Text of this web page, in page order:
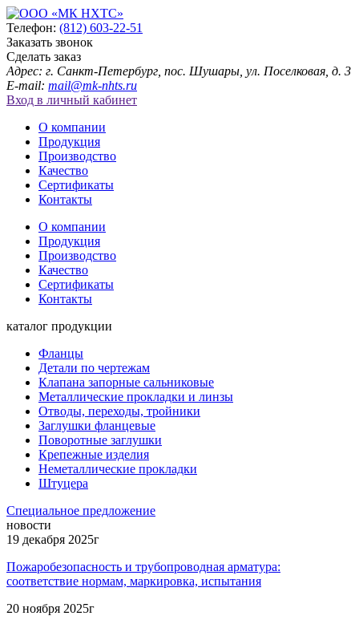
Телефон: (812) 603-22-51
Заказать звонок
Сделать заказ
Адрес: г. Санкт-Петербург, пос. Шушары, ул. Поселковая, д. 3
E-mail: mail@mk-nhts.ru
Вход в личный кабинет
О компании
Продукция
Производство
Качество
Сертификаты
Контакты
О компании
Продукция
Производство
Качество
Сертификаты
Контакты
каталог продукции
Фланцы
Детали по чертежам
Клапана запорные сальниковые
Металлические прокладки и линзы
Отводы, переходы, тройники
Заглушки фланцевые
Поворотные заглушки
Крепежные изделия
Неметаллические прокладки
Штуцера
Специальное предложение
новости
19 декабря 2025г
Пожаробезопасность и трубопроводная арматура:
соответствие нормам, маркировка, испытания
20 ноября 2025г